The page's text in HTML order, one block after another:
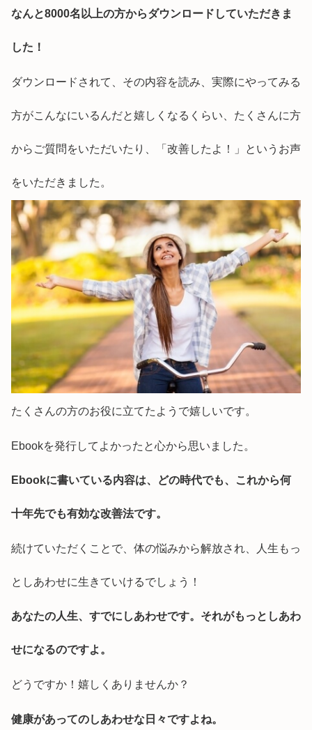
なんと8000名以上の方からダウンロードしていただきま
した！
ダウンロードされて、その内容を読み、実際にやってみる
方がこんなにいるんだと嬉しくなるくらい、たくさんに方
からご質問をいただいたり、「改善したよ！」というお声
をいただきました。
たくさんの方のお役に立てたようで嬉しいです。
Ebookを発行してよかったと心から思いました。
Ebookに書いている内容は、どの時代でも、これから何
十年先でも有効な改善法です。
続けていただくことで、体の悩みから解放され、人生もっ
としあわせに生きていけるでしょう！
あなたの人生、すでにしあわせです。それがもっとしあわ
せになるのですよ。
どうですか！嬉しくありませんか？
健康があってのしあわせな日々ですよね。